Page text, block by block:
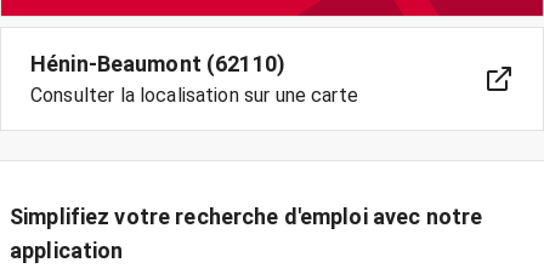
Hénin-Beaumont (62110)
Consulter la localisation sur une carte
Simplifiez votre recherche d'emploi avec notre
application